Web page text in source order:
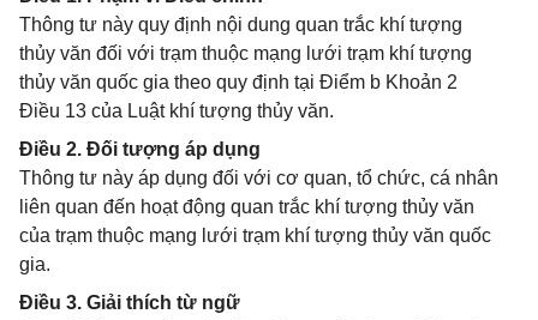
Thông tư này quy định nội dung quan trắc khí tượng
thủy văn đối với trạm thuộc mạng lưới trạm khí tượng
thủy văn quốc gia theo quy định tại Điểm b Khoản 2
Điều 13 của Luật khí tượng thủy văn.
Điều 2. Đối tượng áp dụng
Thông tư này áp dụng đối với cơ quan, tổ chức, cá nhân
liên quan đến hoạt động quan trắc khí tượng thủy văn
của trạm thuộc mạng lưới trạm khí tượng thủy văn quốc
gia.
Điều 3. Giải thích từ ngữ